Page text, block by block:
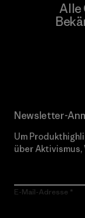
Alle
Newsletter-
Um
über Aktivismus,
E-Mail-Adresse